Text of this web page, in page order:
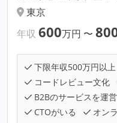
東京
年収 600万円 〜
下限年収500万円以上
コードレビュー文化
B2Bのサービスを運営
CTOがいる
オン